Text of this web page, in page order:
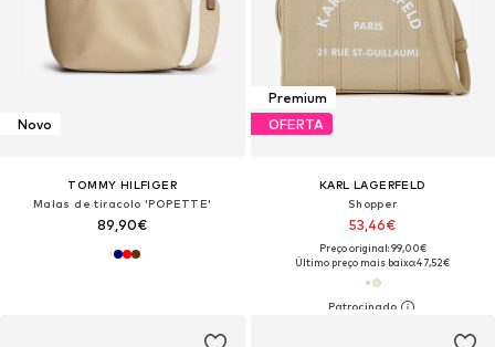
Novo
TOMMY HILFIGER
Malas de tiracolo 'POPETTE'
89,90€
Premium
OFERTA
KARL LAGERFELD
Shopper
53,46€
Preço original: 99,00€
Último preço mais baixo:47,52€